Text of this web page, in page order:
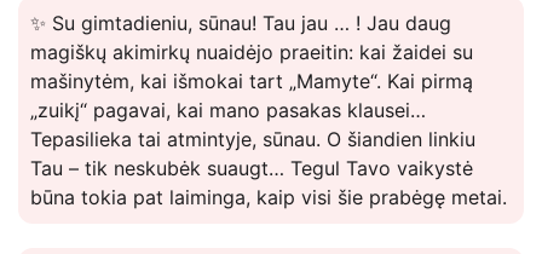
✨ Su gimtadieniu, sūnau! Tau jau … ! Jau daug
magiškų akimirkų nuaidėjo praeitin: kai žaidei su
mašinytėm, kai išmokai tart „Mamyte“. Kai pirmą
„zuikį“ pagavai, kai mano pasakas klausei…
Tepasilieka tai atmintyje, sūnau. O šiandien linkiu
Tau – tik neskubėk suaugt… Tegul Tavo vaikystė
būna tokia pat laiminga, kaip visi šie prabėgę metai.